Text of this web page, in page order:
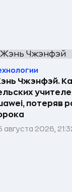
Чжэнфэй.
потеряв
августа 2026,